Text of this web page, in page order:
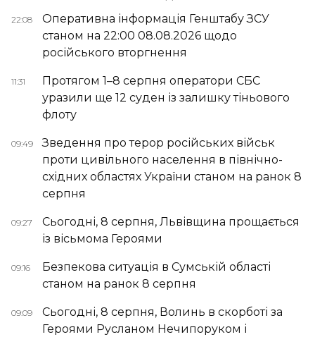
22:08
Оперативна інформація Генштабу ЗСУ
станом на 22:00 08.08.2026 щодо
російського вторгнення
11:31
Протягом 1–8 серпня оператори СБС
уразили ще 12 суден із залишку тіньового
флоту
09:49
Зведення про терор російських військ
проти цивільного населення в північно-
східних областях України станом на ранок 8
серпня
09:27
Сьогодні, 8 серпня, Львівщина прощається
із вісьмома Героями
09:16
Безпекова ситуація в Сумській області
станом на ранок 8 серпня
09:09
Сьогодні, 8 серпня, Волинь в скорботі за
Героями Русланом Нечипоруком і